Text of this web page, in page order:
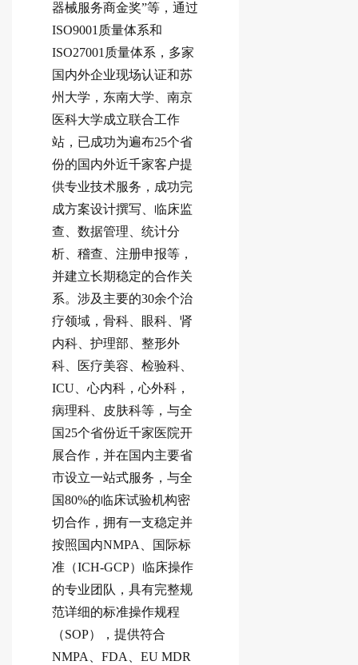
器械服务商金奖”等，通过
ISO9001质量体系和
ISO27001质量体系，多家
国内外企业现场认证和苏
州大学，东南大学、南京
医科大学成立联合工作
站，已成功为遍布25个省
份的国内外近千家客户提
供专业技术服务，成功完
成方案设计撰写、临床监
查、数据管理、统计分
析、稽查、注册申报等，
并建立长期稳定的合作关
系。涉及主要的30余个治
疗领域，骨科、眼科、肾
内科、护理部、整形外
科、医疗美容、检验科、
ICU、心内科，心外科，
病理科、皮肤科等，与全
国25个省份近千家医院开
展合作，并在国内主要省
市设立一站式服务，与全
国80%的临床试验机构密
切合作，拥有一支稳定并
按照国内NMPA、国际标
准（ICH-GCP）临床操作
的专业团队，具有完整规
范详细的标准操作规程
（SOP），提供符合
NMPA、FDA、EU MDR